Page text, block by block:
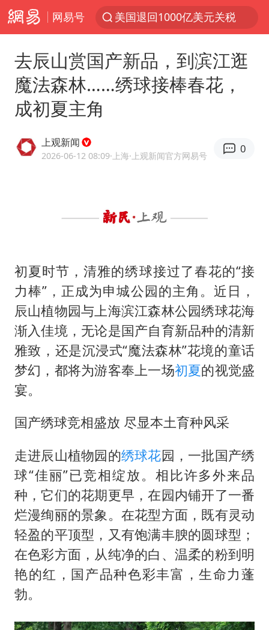
网易号
美国退回1000亿美元关税
小伙靠AI减肥 45天瘦40斤进了ICU
“银行午休1.5小时”留个窗口行不行
李嫣近照曝光
总书记关心百姓身边这些民生大事
去辰山赏国产新品，到滨江逛
魔法森林……绣球接棒春花，
成初夏主角
上观新闻
2026-06-12 08:09·上海·上观新闻官方网易号
0
初夏时节，清雅的绣球接过了春花的“接
力棒”，正成为申城公园的主角。近日，
辰山植物园与上海滨江森林公园绣球花海
渐入佳境，无论是国产自育新品种的清新
雅致，还是沉浸式“魔法森林”花境的童话
梦幻，都将为游客奉上一场初夏的视觉盛
宴。
国产绣球竞相盛放 尽显本土育种风采
走进辰山植物园的绣球花园，一批国产绣
球“佳丽”已竞相绽放。相比许多外来品
种，它们的花期更早，在园内铺开了一番
烂漫绚丽的景象。在花型方面，既有灵动
轻盈的平顶型，又有饱满丰腴的圆球型；
在色彩方面，从纯净的白、温柔的粉到明
艳的红，国产品种色彩丰富，生命力蓬
勃。